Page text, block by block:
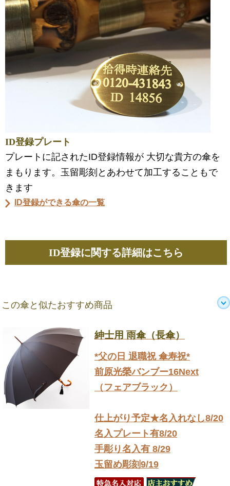
ID登録プレート
プレートに記されたID登録情報が 大切な貴方の傘を
まもります。玉留彫刻とあわせて加工することもで
きます
ID登録ができる傘の一覧
ID登録に関する詳細はこちら
この傘と似たおすすめ商品
紳士用 雨傘（長傘）
*父の日 退職祝 傘寿祝*
前原光榮バンブー16Next
（フェアブラック）
仕上がり予定★名入れなし8/20
名入プレート有8/20
手彫り名入有 8/29
玉留め彫刻9/19